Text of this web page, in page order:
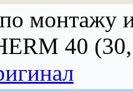
монтажу
40